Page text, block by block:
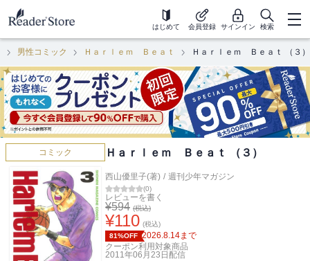
はじめて 会員登録 サインイン 検索
男性コミック Ｈａｒｌｅｍ Ｂｅａｔ Ｈａｒｌｅｍ Ｂｅａｔ （３）
コミック Ｈａｒｌｅｍ Ｂｅａｔ （３）
西山優里子(著) / 週刊少年マガジン
(0)
レビューを書く
¥594 (税込)
¥110 (税込)
81%OFF 2026.8.14まで
クーポン利用対象商品
2011年06月23日 配信